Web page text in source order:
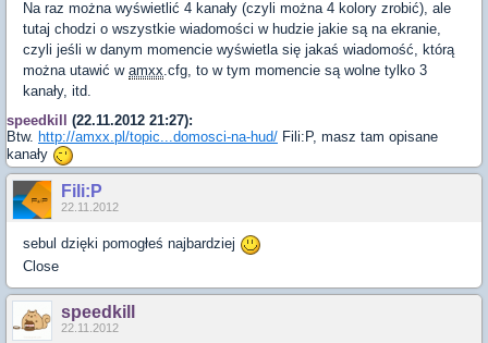
Na raz można wyświetlić 4 kanały (czyli można 4 kolory zrobić), ale
tutaj chodzi o wszystkie wiadomości w hudzie jakie są na ekranie,
czyli jeśli w danym momencie wyświetla się jakaś wiadomość, którą
można utawić w amxx.cfg, to w tym momencie są wolne tylko 3
kanały, itd.
speedkill
(22.11.2012 21:27):
Btw. http://amxx.pl/topic...domosci-na-hud/ Fili:P, masz tam opisane
kanały
Fili:P
22.11.2012
sebul dzięki pomogłeś najbardziej
Close
speedkill
22.11.2012